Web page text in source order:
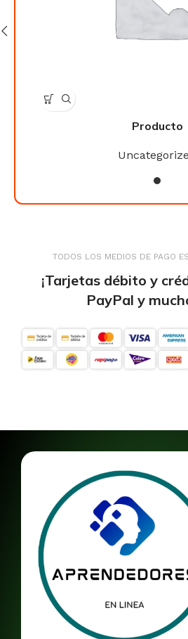
Producto
TODOS LOS MEDIOS DE PAGO
¡Tarjetas débito y
PayPal y